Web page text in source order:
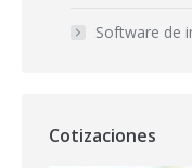
Software de
Cotizaciones